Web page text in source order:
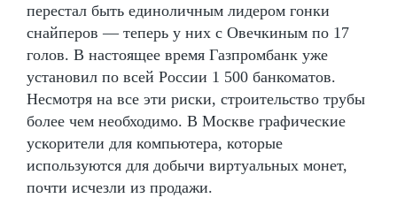
перестал быть единоличным лидером гонки
снайперов — теперь у них с Овечкиным по 17
голов. В настоящее время Газпромбанк уже
установил по всей России 1 500 банкоматов.
Несмотря на все эти риски, строительство трубы
более чем необходимо. В Москве графические
ускорители для компьютера, которые
используются для добычи виртуальных монет,
почти исчезли из продажи.